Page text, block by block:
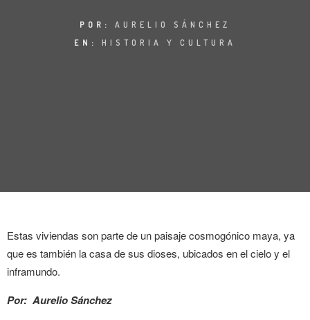
POR: AURELIO SÁNCHEZ
EN: HISTORIA Y CULTURA
Estas viviendas son parte de un paisaje cosmogónico maya, ya
que es también la casa de sus dioses, ubicados en el cielo y el
inframundo.
Por: Aurelio Sánchez